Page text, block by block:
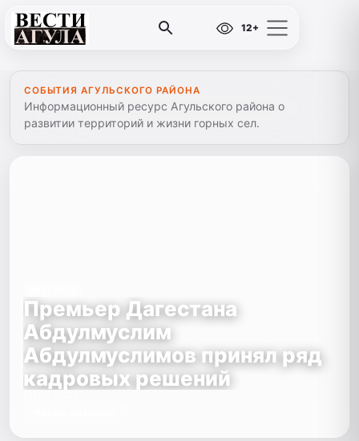
12+
СОБЫТИЯ АГУЛЬСКОГО РАЙОНА
Информационный ресурс Агульского района о
развитии территорий и жизни горных сел.
Премьер Дагестана
Абдулмуслим
Абдулмуслимов принял ряд
кадровых решений